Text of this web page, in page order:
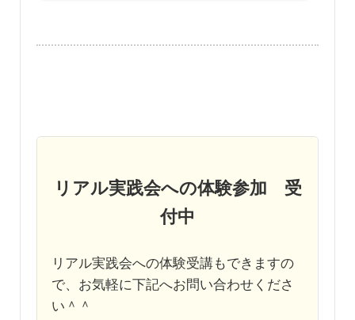
リアル実践会への体験参加 受
付中
リアル実践会への体験受講もできますの
で、お気軽に下記へお問い合わせくださ
い＾＾